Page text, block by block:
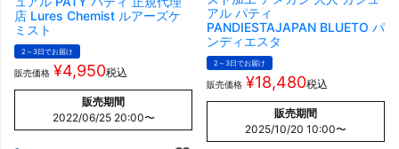
店 Lures Chemist ルアーズケ
ミスト
2～3日でお届け
販売価格 ¥4,950税込
販売期間
2022/06/25 20:00〜
アル パティ
PANDIESTAJAPAN BLUETO パ
ンディエスタ
2～3日でお届け
販売価格 ¥18,480税込
販売期間
2025/10/20 10:00〜